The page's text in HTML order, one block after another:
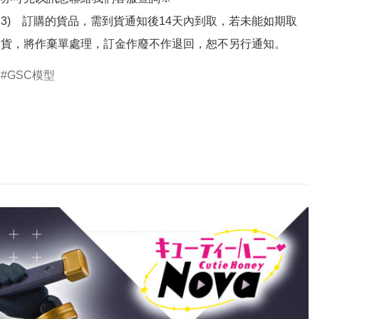
3)　訂購的貨品，需到貨通知後14天內到取，若未能如期取
貨，將作棄單處理，訂金作廢不作退回，恕不另行通知。
GSC模型